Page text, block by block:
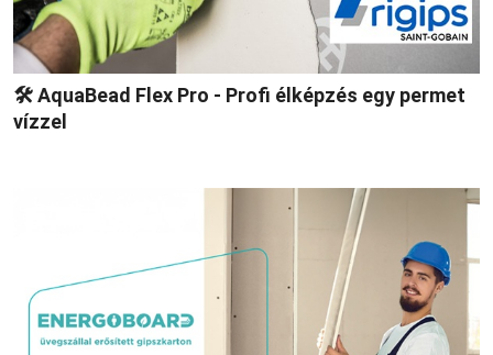
🛠 AquaBead Flex Pro - Profi élképzés egy permet
vízzel